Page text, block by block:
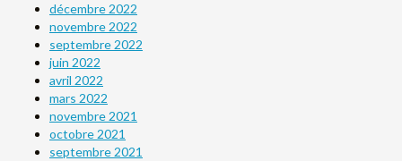
décembre 2022
novembre 2022
septembre 2022
juin 2022
avril 2022
mars 2022
novembre 2021
octobre 2021
septembre 2021